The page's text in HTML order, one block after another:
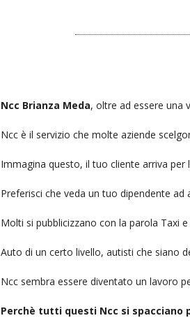
Ncc Brianza Meda, oltre ad essere una
Ncc è il servizio che molte aziende
Immagina questo, il tuo cliente arriva
Preferisci che veda un tuo dipendente
Molti si pubblicizzano con la parola Taxi
Auto di un certo livello, autisti che siano
Ncc sembra essere diventato un lavoro
Perchè tutti questi Ncc si spacciano